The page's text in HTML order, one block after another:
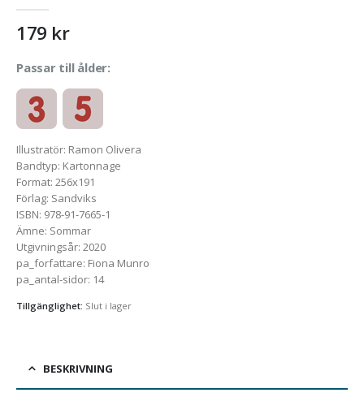
179 kr
Passar till ålder:
Illustratör: Ramon Olivera
Bandtyp: Kartonnage
Format: 256x191
Förlag: Sandviks
ISBN: 978-91-7665-1
Ämne: Sommar
Utgivningsår: 2020
pa_forfattare: Fiona Munro
pa_antal-sidor: 14
Tillgänglighet: Slut i lager
BESKRIVNING